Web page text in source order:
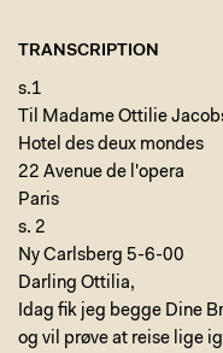
TRANSCRIPTION
s.1
Til Madame Ottilie
Hotel des deux mondes
22 Avenue de l'opera
Paris
s. 2
Ny Carlsberg 5-6-00
Darling Ottilia,
Idag fik jeg begge Dine
og vil prøve at reise lige